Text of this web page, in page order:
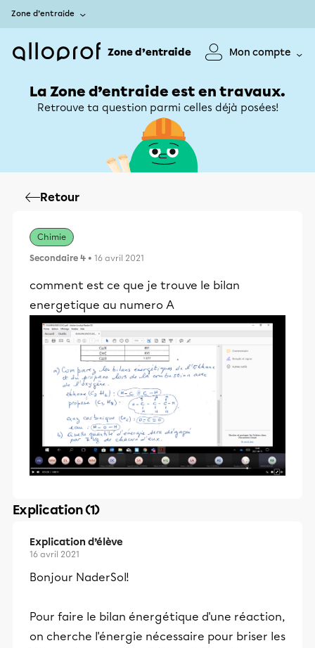
Zone d’entraide
Zone d’entraide Mon compte
La Zone d’entraide est en travaux.
Retrouve ta question parmi celles déjà posées!
Retour
Chimie
Secondaire 4 • 16 avril 2021
comment est ce que je trouve le bilan
energetique au numero A
Explication (1)
Explication d’élève
16 avril 2021
Bonjour NaderSol!
Pour faire le bilan énergétique d'une réaction,
on cherche l'énergie nécessaire pour briser les